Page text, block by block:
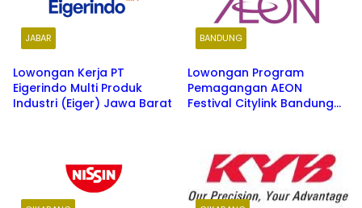
JABAR
Lowongan Kerja PT
Eigerindo Multi Produk
Industri (Eiger) Jawa Barat
BANDUNG
Lowongan Program
Pemagangan AEON
Festival Citylink Bandung